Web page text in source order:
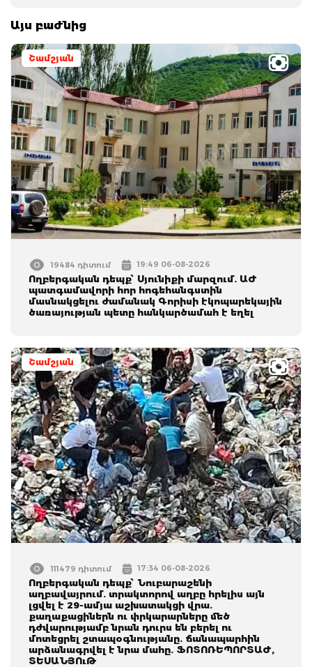
Այս բաժնից
Շամշյան
19484 դիտում 19:49 06-08-2026
Ողբերգական դեպք՝ Սյունիքի մարզում. ԱԺ
պատգամավորի հոր հոգեհանգստին
մասնակցելու ժամանակ Գորիսի էկոպարեկային
ծառայության պետը հանկարծամահ է եղել
Շամշյան
111479 դիտում 17:34 06-08-2026
Ողբերգական դեպք՝ Նուբարաշենի
աղբավայրում. տրակտորով աղբը հրելիս այն
լցվել է 29-ամյա աշխատակցի վրա.
քաղաքացիներն ու փրկարարները մեծ
դժվարությամբ նրան դուրս են բերել ու
մոտեցրել շտապօգնությանը. ճանապարհին
արձանագրվել է նրա մահը. ՖՈՏՈՌԵՊՈՐՏԱԺ,
ՏԵՍԱՆՅՈւԹ